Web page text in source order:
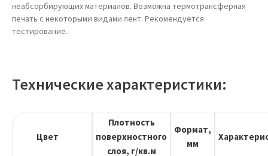
неабсорбирующих материалов. Возможна термотрансферная
печать с некоторыми видами лент. Рекомендуется
тестирование.
Технические характеристики:
Цвет
Плотность
поверхностного
слоя, г/кв.м
Формат,
мм